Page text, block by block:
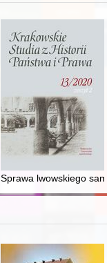
Domu Misyjnego
Sprawa lwowskiego